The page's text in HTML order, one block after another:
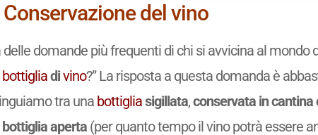
Conservazione del vino
delle domande più frequenti di chi si avvicina al mondo
bottigliadivino?” La risposta a questa domanda è
tra una bottigliasigillata,conservata in cantina
bottiglia aperta (per quanto tempo il vino potrà essere